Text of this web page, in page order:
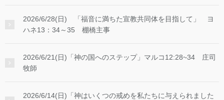
2026/6/28(日) 「福音に満ちた宣教共同体を目指して」 ヨ
ハネ13：34～35 棚橋主事
2026/6/21(日)「神の国へのステップ」マルコ12:28~34 庄司
牧師
2026/6/14(日)「神はいくつの戒めを私たちに与えられました